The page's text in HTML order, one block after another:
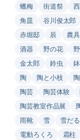
蠟梅
街道祭
角皿
谷川俊太郎
赤堀邸
辰 農具
酒器
野の花
金太郎
鈴虫 鉢
陶
陶と小枝
陶芸
陶芸体験
陶芸教室作品展
雨靴
雪 雪だ
電動ろくろ
霜柱